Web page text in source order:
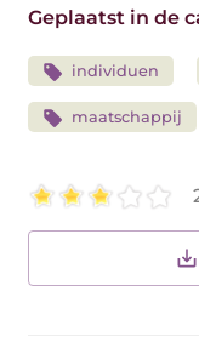
Geplaatst in de
individuen
maatschappij